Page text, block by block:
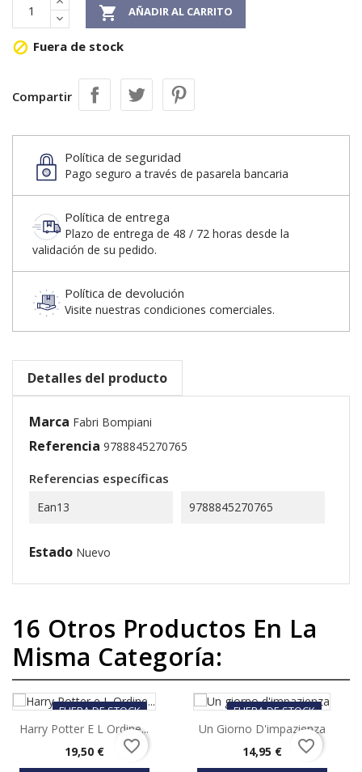
 AÑADIR AL CARRITO
 Fuera de stock
Compartir
Política de seguridad
Pago seguro a través de pasarela bancaria
Política de entrega
Plazo de entrega de 48 / 72 horas desde la
validación de su pedido.
Política de devolución
Visite nuestras condiciones comerciales.
Detalles del producto
Marca Fabri Bompiani
Referencia 9788845270765
Referencias específicas
Ean13 9788845270765
Estado Nuevo
16 Otros Productos En La
Misma Categoría:
FUERA DE STOCK
Harry Potter E L Ordine...
Precio
19,50 € favorite_border
FUERA DE STOCK
Un Giorno D'impazienza
Precio
14,95 € favorite_border